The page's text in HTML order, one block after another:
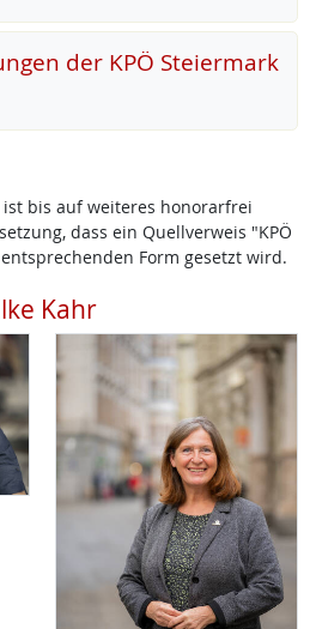
der KPÖ Steiermark
ist bis auf weiteres honorarfrei
dass ein Quellverweis "KPÖ
Form gesetzt wird.
Kahr